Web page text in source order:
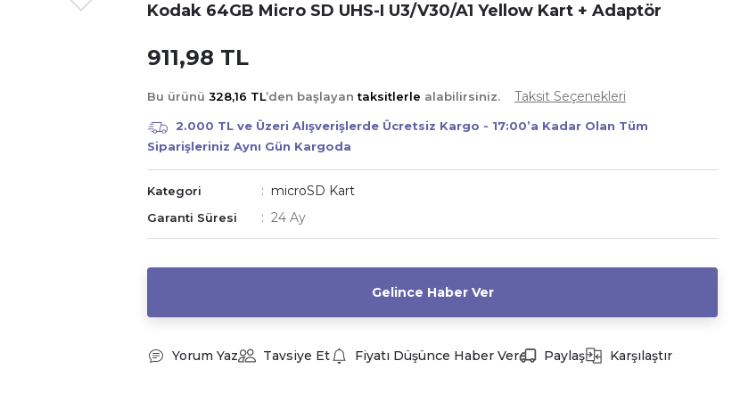
Kodak 64GB Micro SD UHS-I U3/V30/A1 Yellow Kart + Adaptör
911,98 TL
Bu ürünü 328,16 TL’den başlayantaksitlerle alabilirsiniz. Taksit Seçenekleri
2.000 TL ve Üzeri Alışverişlerde Ücretsiz Kargo - 17:00’a Kadar Olan Tüm
Siparişleriniz Aynı Gün Kargoda
Kategori microSD Kart
Garanti Süresi 24 Ay
Gelince Haber Ver
Yorum Yaz Tavsiye Et Fiyatı Düşünce Haber Ver Paylaş Karşılaştır